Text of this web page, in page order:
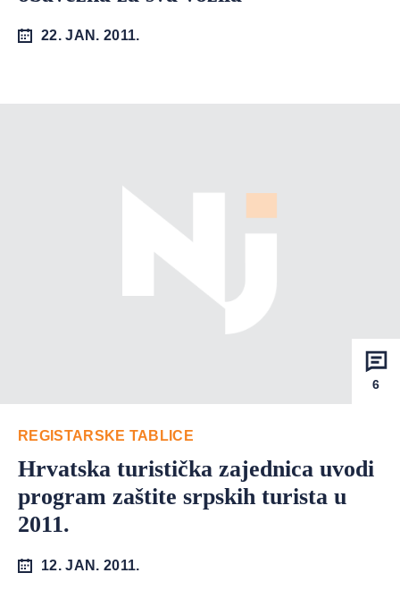
22. JAN. 2011.
6
REGISTARSKE TABLICE
Hrvatska turistička zajednica uvodi
program zaštite srpskih turista u
2011.
12. JAN. 2011.